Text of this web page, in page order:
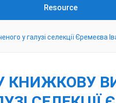
Resource
у галузі селекції